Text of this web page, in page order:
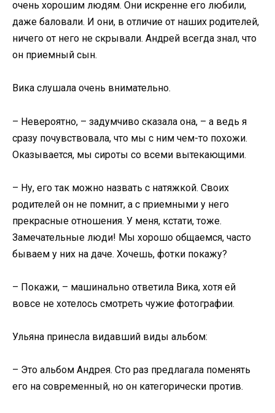
очень хорошим людям. Они искренне его любили,
даже баловали. И они, в отличие от наших родителей,
ничего от него не скрывали. Андрей всегда знал, что
он приемный сын.
Вика слушала очень внимательно.
– Невероятно, – задумчиво сказала она, – а ведь я
сразу почувствовала, что мы с ним чем-то похожи.
Оказывается, мы сироты со всеми вытекающими.
– Ну, его так можно назвать с натяжкой. Своих
родителей он не помнит, а с приемными у него
прекрасные отношения. У меня, кстати, тоже.
Замечательные люди! Мы хорошо общаемся, часто
бываем у них на даче. Хочешь, фотки покажу?
– Покажи, – машинально ответила Вика, хотя ей
вовсе не хотелось смотреть чужие фотографии.
Ульяна принесла видавший виды альбом:
– Это альбом Андрея. Сто раз предлагала поменять
его на современный, но он категорически против.